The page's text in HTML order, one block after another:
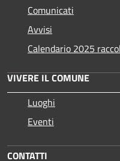
Comunicati
Avvisi
Calendario 2025
VIVERE IL COMUNE
Luoghi
Eventi
CONTATTI